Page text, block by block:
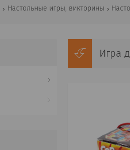
Настольные игры, викторины
Игра